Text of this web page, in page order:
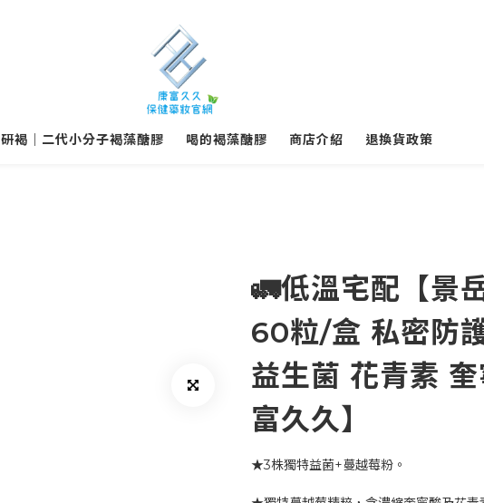
研褐｜二代小分子褐藻醣膠 喝的褐藻醣膠 商店介紹 退換貨政策
🚛低溫宅配【景
60粒/盒 私密防
益生菌 花青素
富久久】
★3株獨特益菌+蔓越莓粉。